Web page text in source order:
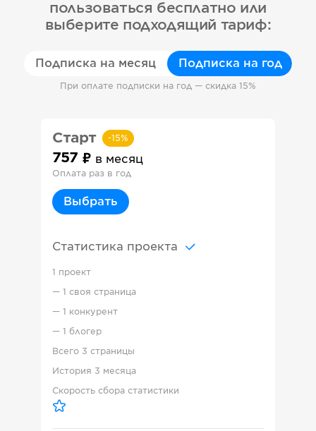
пользоваться бесплатно или
выберите подходящий тариф:
Подписка на месяц Подписка на год
При оплате подписки на год — скидка 15%
Старт -15%
757 в месяц
Оплата раз в год
Выбрать
Статистика проекта
1 проект
— 1 своя страница
— 1 конкурент
— 1 блогер
Всего 3 страницы
История 3 месяца
Скорость сбора статистики